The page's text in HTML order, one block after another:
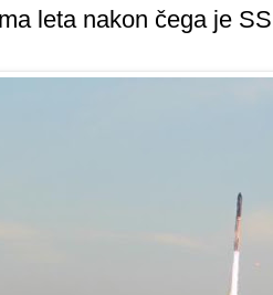
leta nakon čega je